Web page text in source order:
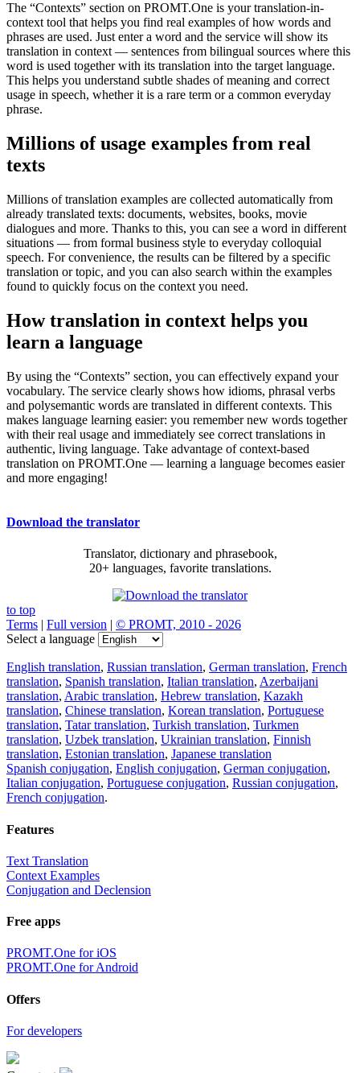
The “Contexts” section on PROMT.One is your translation-in-
context tool that helps you find real examples of how words and
phrases are used. Just enter a word and the service will show its
translation in context — sentences from bilingual sources where this
word is used together with its translation into the target language.
This helps you understand subtle shades of meaning and correct
usage in speech, whether it is a rare term or a common everyday
phrase.
Millions of usage examples from real
texts
Millions of translation examples are collected automatically from
already translated texts: documents, websites, books, movie
dialogues and more. Thanks to this, you can see a word in different
situations — from formal business style to everyday colloquial
speech. For convenience, the results can be filtered by a specific
translation or topic, and you can also search within the examples
found to quickly focus on the context you need.
How translation in context helps you
learn a language
By using the “Contexts” section, you can effectively expand your
vocabulary. The service clearly shows how idioms, phrasal verbs
and polysemantic words are translated in different contexts. This
makes language learning easier: you remember new words together
with their real usage and immediately see correct translations in
authentic, living language. Take advantage of context-based
translation on PROMT.One — learning a language becomes easier
and more engaging!
Download the translator
Translator, dictionary and phrasebook,
20+ languages, favorite translations.
to top
Terms | Full version | © PROMT, 2010 - 2026
Select a language
English translation, Russian translation, German translation, French
translation, Spanish translation, Italian translation, Azerbaijani
translation, Arabic translation, Hebrew translation, Kazakh
translation, Chinese translation, Korean translation, Portuguese
translation, Tatar translation, Turkish translation, Turkmen
translation, Uzbek translation, Ukrainian translation, Finnish
translation, Estonian translation, Japanese translation
Spanish conjugation, English conjugation, German conjugation,
Italian conjugation, Portuguese conjugation, Russian conjugation,
French conjugation.
Features
Text Translation
Context Examples
Conjugation and Declension
Free apps
PROMT.One for iOS
PROMT.One for Android
Offers
For developers